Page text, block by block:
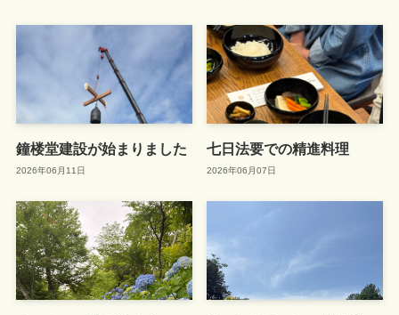
鐘楼堂建設が始まりました
2026年06月11日
七日法要での精進料理
2026年06月07日